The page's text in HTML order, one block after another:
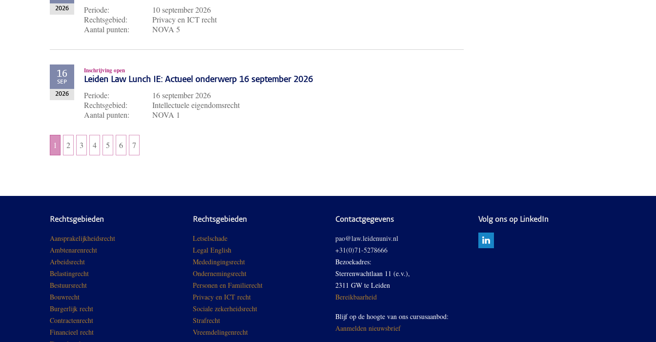
2026 Periode:
10 september 2026
Rechtsgebied:
Privacy en ICT recht
Aantal punten:
NOVA 5
16
SEP
2026
Inschrijving open
Leiden Law Lunch IE: Actueel onderwerp 16 september 2026
Periode:
16 september 2026
Rechtsgebied:
Intellectuele eigendomsrecht
Aantal punten:
NOVA 1
1 2 3 4 5 6 7
Rechtsgebieden
Aansprakelijkheidsrecht
Ambtenarenrecht
Arbeidsrecht
Belastingrecht
Bestuursrecht
Bouwrecht
Burgerlijk recht
Contractenrecht
Financieel recht
Rechtsgebieden
Letselschade
Legal English
Mededingingsrecht
Ondernemingsrecht
Personen en Familierecht
Privacy en ICT recht
Sociale zekerheidsrecht
Strafrecht
Vreemdelingenrecht
Contactgegevens
pao@law.leidenuniv.nl
+31(0)71-5278666
Bezoekadres:
Sterrenwachtlaan 11 (e.v.),
2311 GW te Leiden
Bereikbaarheid
Blijf op de hoogte van ons cursusaanbod:
Aanmelden nieuwsbrief
Volg ons op LinkedIn